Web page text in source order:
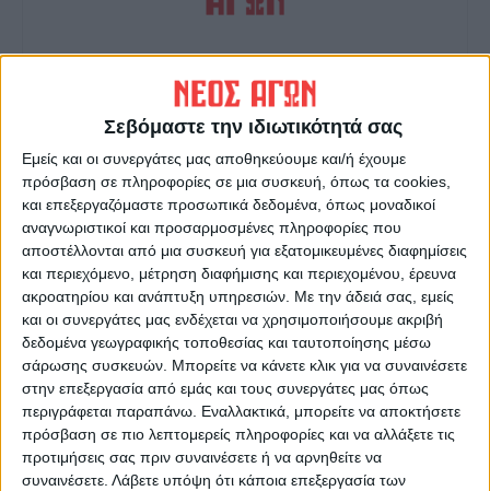
Σεβόμαστε την ιδιωτικότητά σας
Εμείς και οι συνεργάτες μας αποθηκεύουμε και/ή έχουμε
πρόσβαση σε πληροφορίες σε μια συσκευή, όπως τα cookies,
και επεξεργαζόμαστε προσωπικά δεδομένα, όπως μοναδικοί
αναγνωριστικοί και προσαρμοσμένες πληροφορίες που
αποστέλλονται από μια συσκευή για εξατομικευμένες διαφημίσεις
και περιεχόμενο, μέτρηση διαφήμισης και περιεχομένου, έρευνα
ακροατηρίου και ανάπτυξη υπηρεσιών. Με την άδειά σας, εμείς
και οι συνεργάτες μας ενδέχεται να χρησιμοποιήσουμε ακριβή
δεδομένα γεωγραφικής τοποθεσίας και ταυτοποίησης μέσω
σάρωσης συσκευών. Μπορείτε να κάνετε κλικ για να συναινέσετε
στην επεξεργασία από εμάς και τους συνεργάτες μας όπως
περιγράφεται παραπάνω. Εναλλακτικά, μπορείτε να αποκτήσετε
πρόσβαση σε πιο λεπτομερείς πληροφορίες και να αλλάξετε τις
προτιμήσεις σας πριν συναινέσετε ή να αρνηθείτε να
συναινέσετε. Λάβετε υπόψη ότι κάποια επεξεργασία των
ΝΕΟΣ ΑΓΩΝ
https://neosagon.gr
Η Αρχαιότερη Καθημερινή Πρωινή Εφημερίδα της Καρδίτσας
ΠΑΡΟΜΟΙΑ ΑΡΘΡΑ